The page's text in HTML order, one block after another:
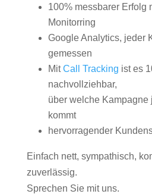
100% messbarer Erfolg
Monitorring
Google Analytics, jeder
gemessen
MitCall Tracking ist es
nachvollziehbar,
über welche Kampagne
kommt
hervorragender
Einfach nett, sympathisch,
zuverlässig.
Sprechen Sie mit uns.